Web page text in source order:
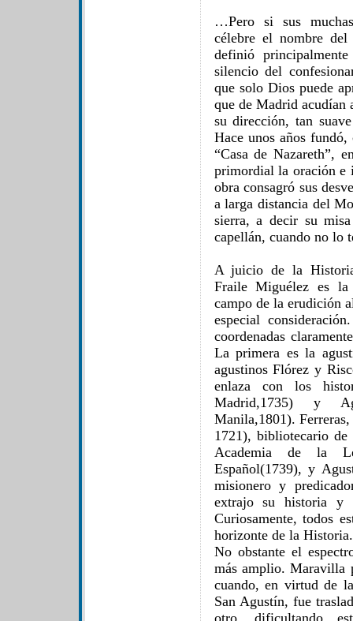
…Pero si sus
célebre el nombre
definió
silencio del
que solo Dios puede
que de Madrid acudían
su dirección, tan
Hace unos años fundó,
“Casa de Nazareth”,
primordial la oración e
obra consagró sus
a larga distancia del
sierra, a decir su
capellán, cuando no lo
A juicio de la
Fraile Miguélez es
campo de la erudición
especial
coordenadas
La primera es la
agustinos Flórez y
enlaza con los
Madrid,1735) y
Manila,1801).
1721), bibliotecario
Academia de la
Español(1739), y
misionero y
extrajo su historia y
Curiosamente, todos
horizonte de la Historia.
No obstante el
más amplio. Maravilla
cuando, en virtud de
San Agustín, fue
otro, dificultando